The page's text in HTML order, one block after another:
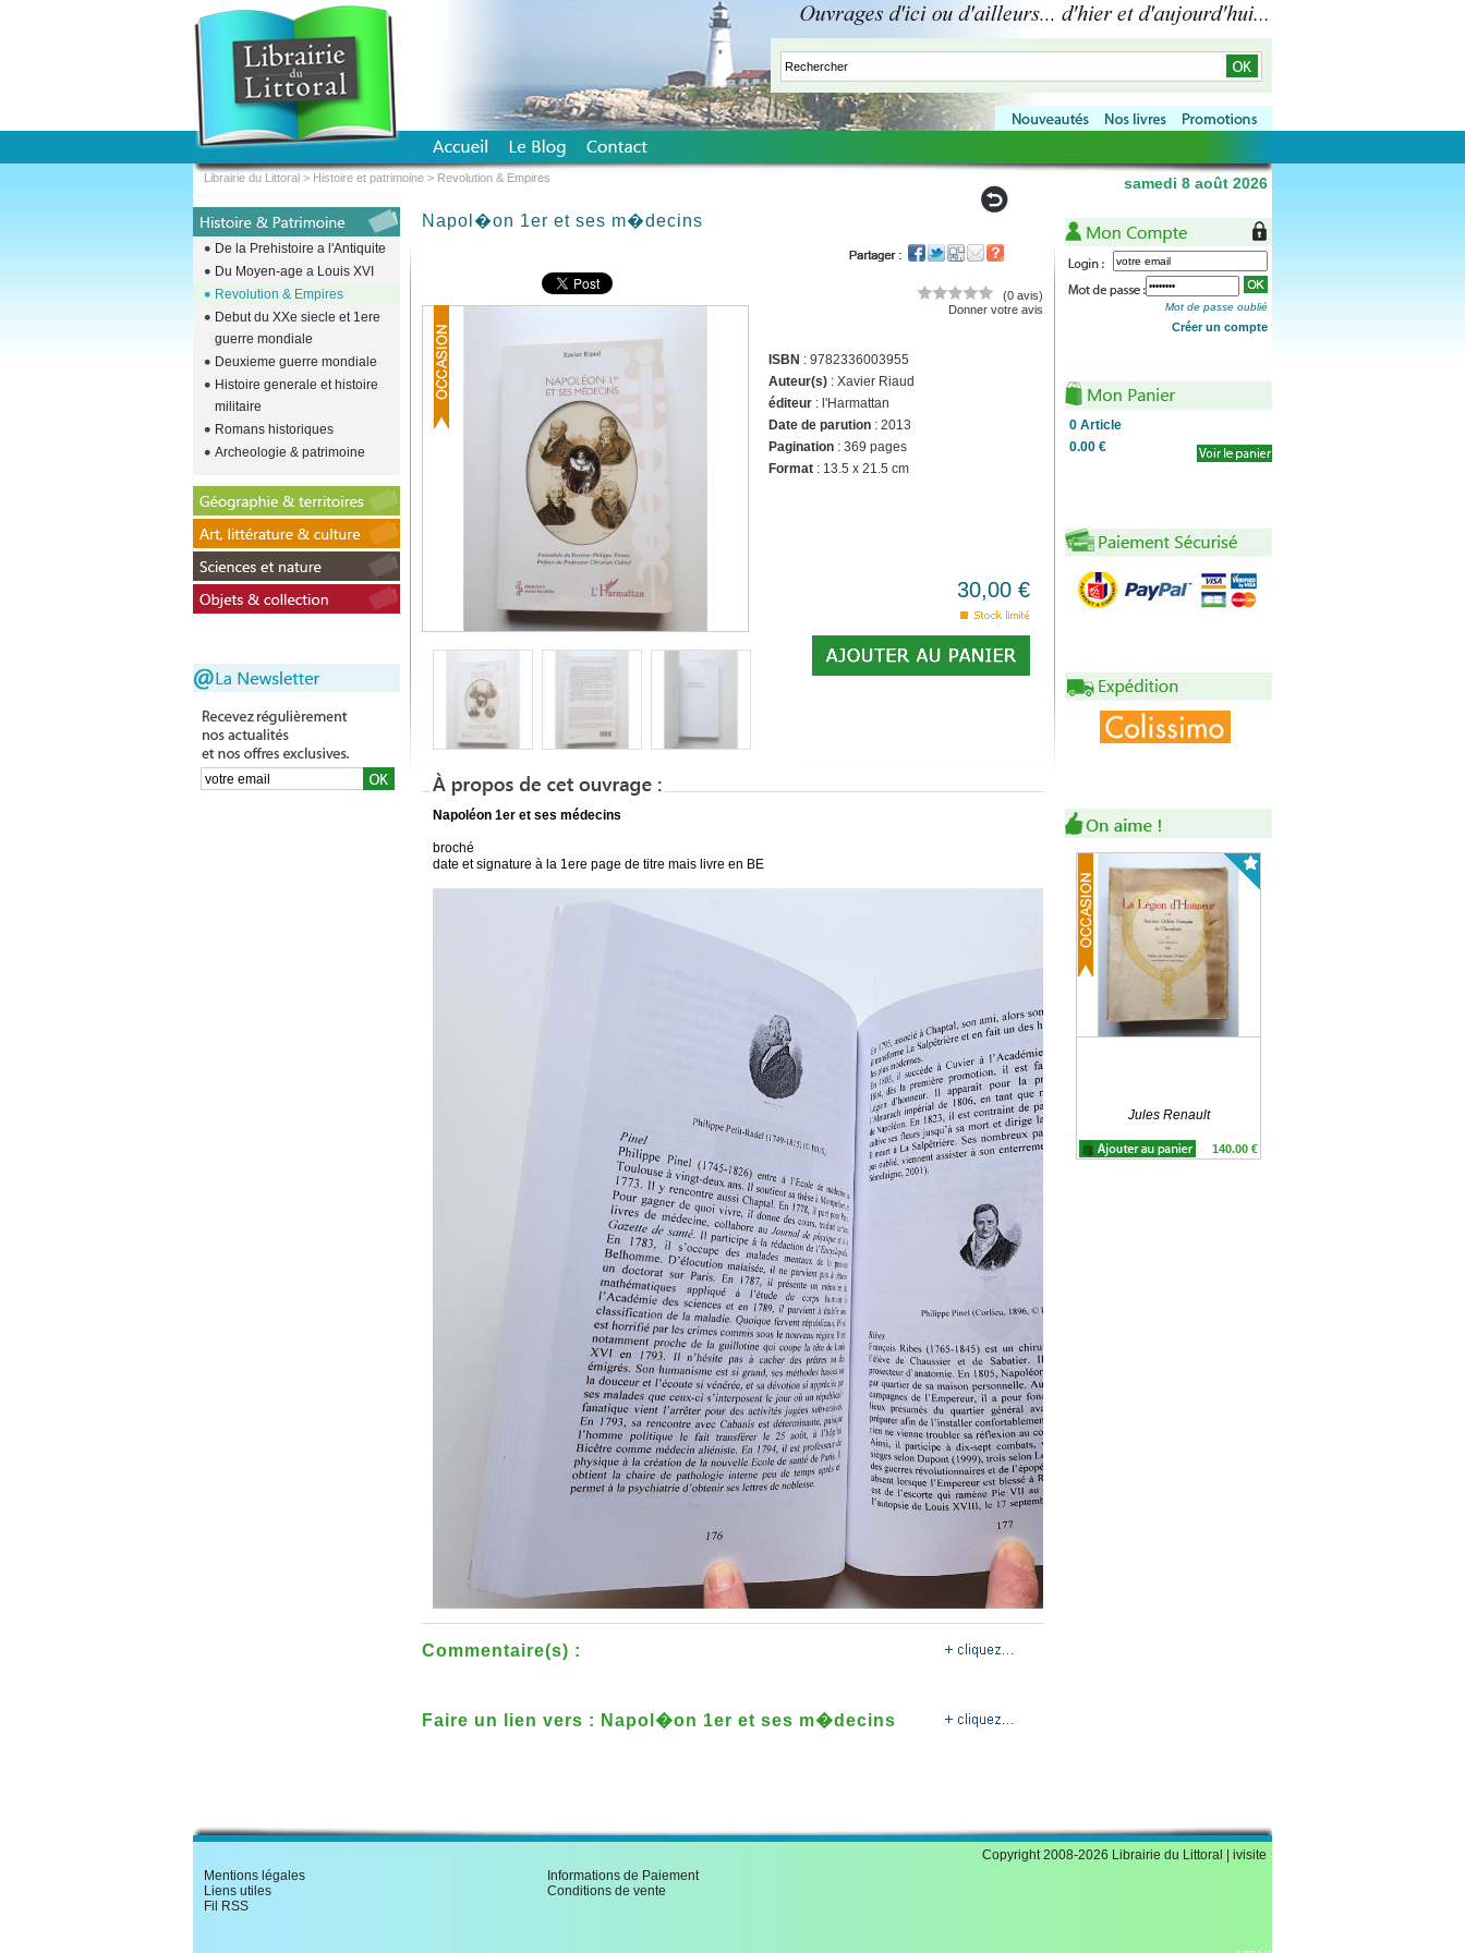
Napol�on 1er et ses m�decins
(0 avis)
Donner votre avis
ISBN : 9782336003955
Auteur(s) : Xavier Riaud
éditeur : l'Harmattan
Date de parution : 2013
Pagination : 369 pages
Format : 13.5 x 21.5 cm
30,00 €
Napoléon 1er et ses médecins
broché
date et signature à la 1ere page de titre mais livre en BE
Commentaire(s) :
Faire un lien vers : Napol�on 1er et ses m�decins
Mot de passe oublié
Créer un compte
0 Article
0.00 €
Jules Renault
140.00 €
De la Prehistoire a l'Antiquite
Du Moyen-age a Louis XVI
Revolution & Empires
Debut du XXe siecle et 1ere
guerre mondiale
Deuxieme guerre mondiale
Histoire generale et histoire
militaire
Romans historiques
Archeologie & patrimoine
Librairie du Littoral > Histoire et patrimoine > Revolution & Empires samedi 8 août 2026
Mentions légales
Liens utiles
Fil RSS
Informations de Paiement
Conditions de vente
Copyright 2008-2026 Librairie du Littoral | ivisite